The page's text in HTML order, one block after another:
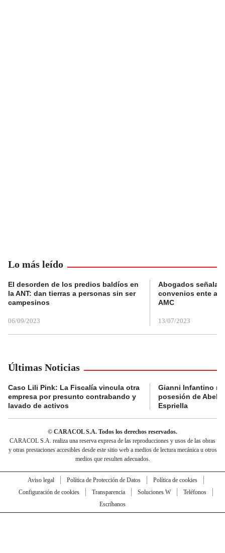
Lo más leído
El desorden de los predios baldíos en
la ANT: dan tierras a personas sin ser
campesinos
06/09/2023
Abogados
convenios ente
AMC
13/07/2023
Últimas Noticias
Caso Lili Pink: La Fiscalía vincula otra
empresa por presunto contrabando y
lavado de activos
Gianni Infantino
posesión de
Espriella
© CARACOL S.A. Todos los derechos reservados.
CARACOL S.A. realiza una reserva expresa de las reproducciones y usos de las obras
y otras prestaciones accesibles desde este sitio web a medios de lectura mecánica u otros
medios que resulten adecuados.
Aviso legal Política de Protección de Datos
Política de cookies
Configuración de cookies
Transparencia Soluciones W
Teléfonos
Escríbanos